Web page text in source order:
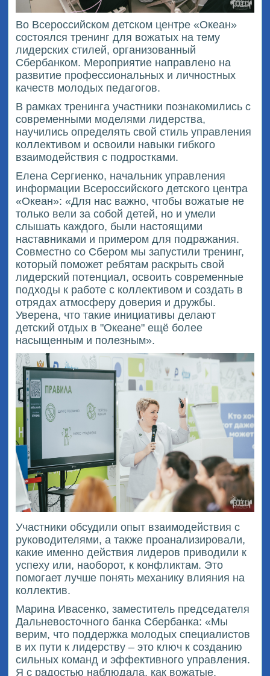
Во Всероссийском детском центре «Океан»
состоялся тренинг для вожатых на тему
лидерских стилей, организованный
Сбербанком. Мероприятие направлено на
развитие профессиональных и личностных
качеств молодых педагогов.
В рамках тренинга участники познакомились с
современными моделями лидерства,
научились определять свой стиль управления
коллективом и освоили навыки гибкого
взаимодействия с подростками.
Елена Сергиенко, начальник управления
информации Всероссийского детского центра
«Океан»: «Для нас важно, чтобы вожатые не
только вели за собой детей, но и умели
слышать каждого, были настоящими
наставниками и примером для подражания.
Совместно со Сбером мы запустили тренинг,
который поможет ребятам раскрыть свой
лидерский потенциал, освоить современные
подходы к работе с коллективом и создать в
отрядах атмосферу доверия и дружбы.
Уверена, что такие инициативы делают
детский отдых в "Океане" ещё более
насыщенным и полезным».
Участники обсудили опыт взаимодействия с
руководителями, а также проанализировали,
какие именно действия лидеров приводили к
успеху или, наоборот, к конфликтам. Это
помогает лучше понять механику влияния на
коллектив.
Марина Ивасенко, заместитель председателя
Дальневосточного банка Сбербанка: «Мы
верим, что поддержка молодых специалистов
в их пути к лидерству – это ключ к созданию
сильных команд и эффективного управления.
Я с радостью наблюдала, как вожатые,